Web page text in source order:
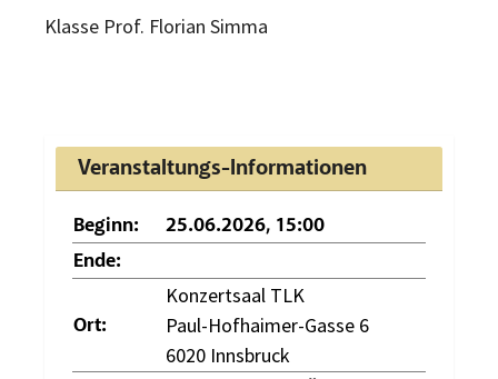
Klasse Prof. Florian Simma
Veranstaltungs-Informationen
Beginn:
25.06.2026, 15:00
Ende:
Ort:
Konzertsaal TLK
Paul-Hofhaimer-Gasse 6
6020 Innsbruck